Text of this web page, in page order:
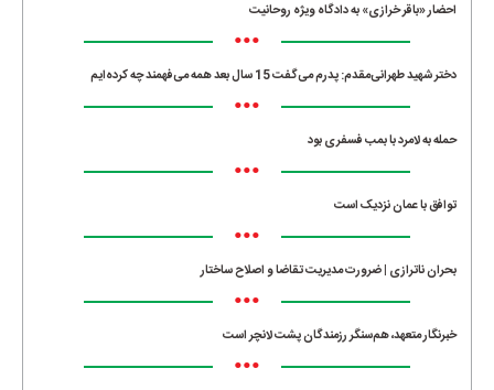
احضار «باقر خرازی» به دادگاه ویژه روحانیت
•••
دختر شهید طهرانی‌مقدم: پدرم می‌گفت 15 سال بعد همه می‌فهمند چه کرده‌ایم
•••
حمله به لامرد با بمب فسفری بود
•••
توافق با عمان نزدیک است
•••
بحران ناترازی | ضرورت مدیریت تقاضا و اصلاح ساختار
•••
خبرنگار متعهد، هم‌سنگر رزمندگان پشت لانچر است
•••